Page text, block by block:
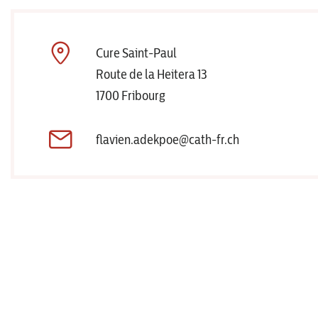
Cure Saint-Paul
Route de la Heitera 13
1700 Fribourg
flavien.adekpoe@cath-fr.ch